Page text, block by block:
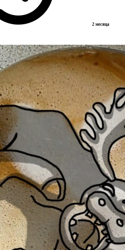
2 месяца